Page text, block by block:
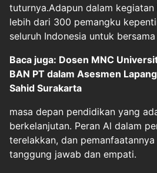
tuturnya.Adapun dalam kegiatan
lebih dari 300 pemangku
seluruh Indonesia untuk
Baca juga: Dosen MNC
BAN PT dalam Asesmen
Sahid Surakarta
masa depan pendidikan yang
berkelanjutan. Peran Al dalam
terelakkan, dan
tanggung jawab dan empati.